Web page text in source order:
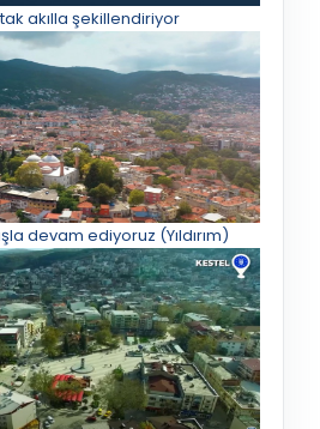
akılla şekillendiriyor
devam ediyoruz (Yıldırım)